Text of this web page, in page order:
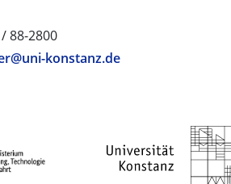
88-2800
konstanz.de